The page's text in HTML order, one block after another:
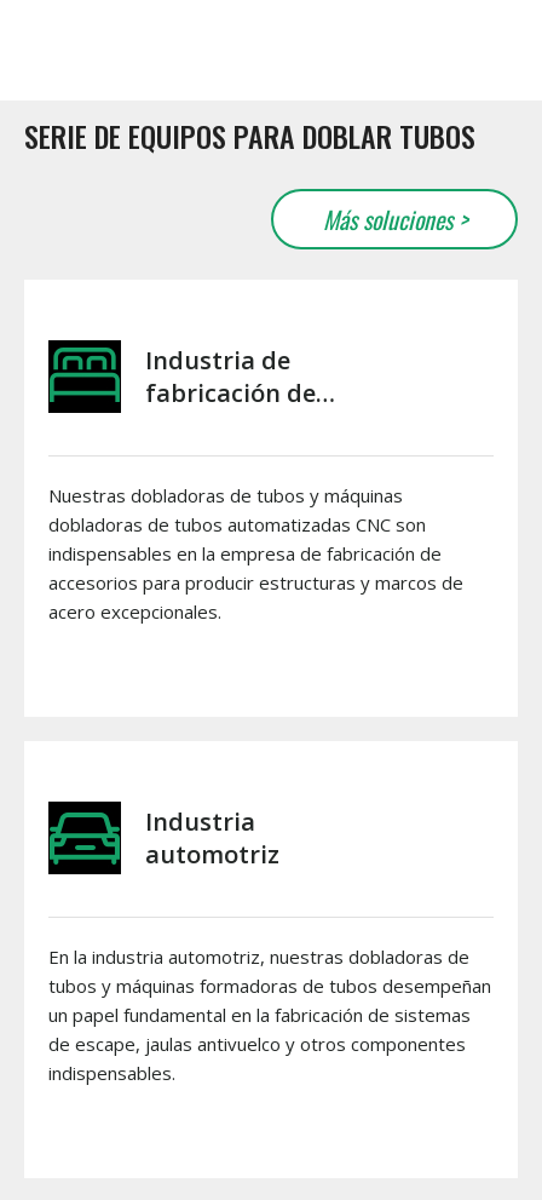
SERIE DE EQUIPOS PARA DOBLAR TUBOS
Más soluciones >
Industria de
fabricación de
Nuestras dobladoras de tubos y máquinas
dobladoras de tubos automatizadas CNC son
indispensables en la empresa de fabricación de
accesorios para producir estructuras y marcos de
acero excepcionales.
Industria
automotriz
En la industria automotriz, nuestras dobladoras de
tubos y máquinas formadoras de tubos desempeñan
un papel fundamental en la fabricación de sistemas
de escape, jaulas antivuelco y otros componentes
indispensables.